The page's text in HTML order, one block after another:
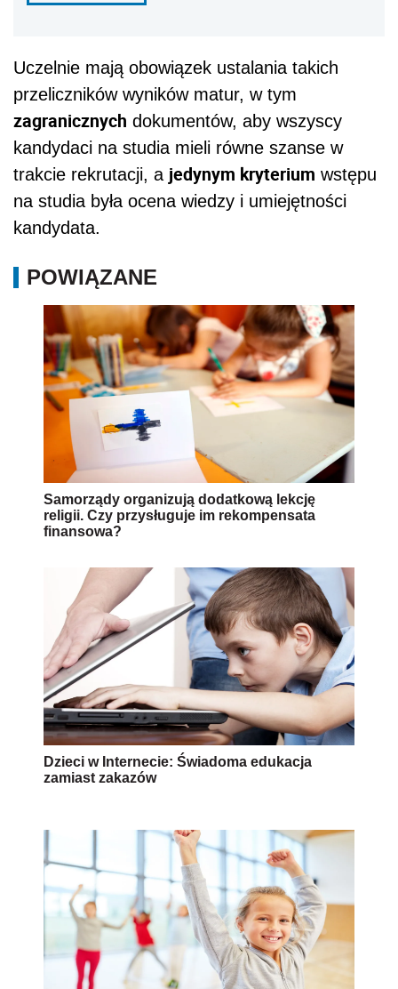
Uczelnie mają obowiązek ustalania takich
przeliczników wyników matur, w tym
zagranicznych dokumentów, aby wszyscy
kandydaci na studia mieli równe szanse w
trakcie rekrutacji, a jedynym kryterium wstępu
na studia była ocena wiedzy i umiejętności
kandydata.
POWIĄZANE
Samorządy organizują dodatkową lekcję
religii. Czy przysługuje im rekompensata
finansowa?
Dzieci w Internecie: Świadoma edukacja
zamiast zakazów